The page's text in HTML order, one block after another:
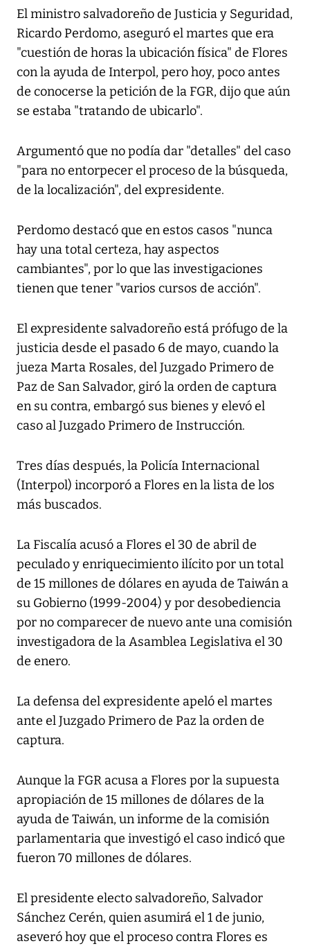
El ministro salvadoreño de Justicia y Seguridad,
Ricardo Perdomo, aseguró el martes que era
"cuestión de horas la ubicación física" de Flores
con la ayuda de Interpol, pero hoy, poco antes
de conocerse la petición de la FGR, dijo que aún
se estaba "tratando de ubicarlo".
Argumentó que no podía dar "detalles" del caso
"para no entorpecer el proceso de la búsqueda,
de la localización", del expresidente.
Perdomo destacó que en estos casos "nunca
hay una total certeza, hay aspectos
cambiantes", por lo que las investigaciones
tienen que tener "varios cursos de acción".
El expresidente salvadoreño está prófugo de la
justicia desde el pasado 6 de mayo, cuando la
jueza Marta Rosales, del Juzgado Primero de
Paz de San Salvador, giró la orden de captura
en su contra, embargó sus bienes y elevó el
caso al Juzgado Primero de Instrucción.
Tres días después, la Policía Internacional
(Interpol) incorporó a Flores en la lista de los
más buscados.
La Fiscalía acusó a Flores el 30 de abril de
peculado y enriquecimiento ilícito por un total
de 15 millones de dólares en ayuda de Taiwán a
su Gobierno (1999-2004) y por desobediencia
por no comparecer de nuevo ante una comisión
investigadora de la Asamblea Legislativa el 30
de enero.
La defensa del expresidente apeló el martes
ante el Juzgado Primero de Paz la orden de
captura.
Aunque la FGR acusa a Flores por la supuesta
apropiación de 15 millones de dólares de la
ayuda de Taiwán, un informe de la comisión
parlamentaria que investigó el caso indicó que
fueron 70 millones de dólares.
El presidente electo salvadoreño, Salvador
Sánchez Cerén, quien asumirá el 1 de junio,
aseveró hoy que el proceso contra Flores es